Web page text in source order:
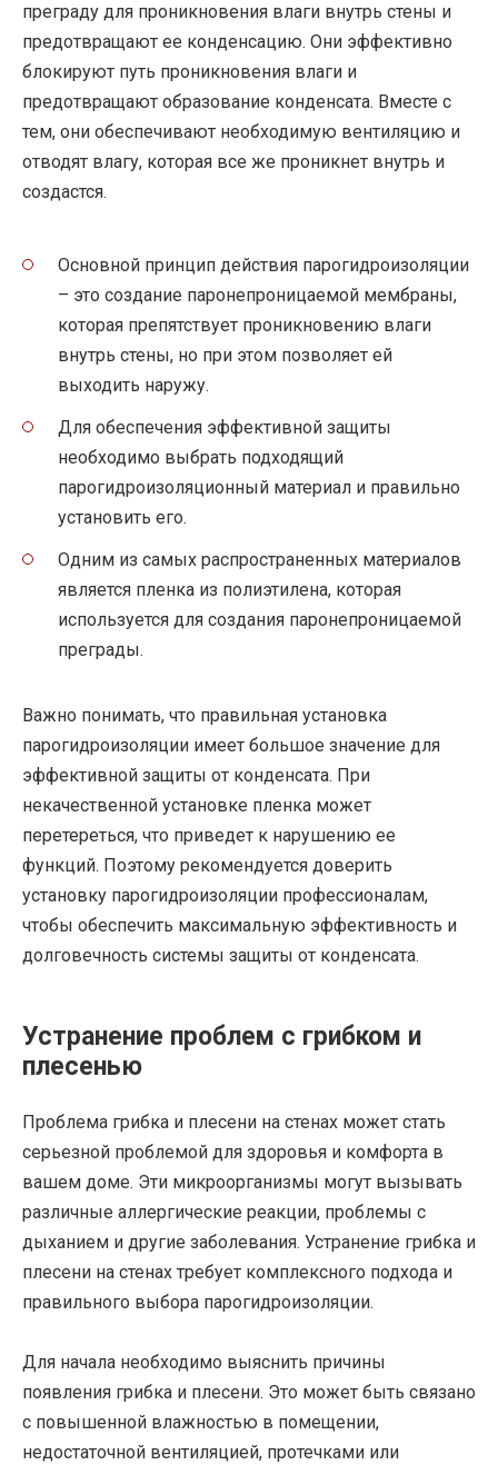
преграду для проникновения влаги внутрь стены и
предотвращают ее конденсацию. Они эффективно
блокируют путь проникновения влаги и
предотвращают образование конденсата. Вместе с
тем, они обеспечивают необходимую вентиляцию и
отводят влагу, которая все же проникнет внутрь и
создастся.
Основной принцип действия парогидроизоляции
– это создание паронепроницаемой мембраны,
которая препятствует проникновению влаги
внутрь стены, но при этом позволяет ей
выходить наружу.
Для обеспечения эффективной защиты
необходимо выбрать подходящий
парогидроизоляционный материал и правильно
установить его.
Одним из самых распространенных материалов
является пленка из полиэтилена, которая
используется для создания паронепроницаемой
преграды.
Важно понимать, что правильная установка
парогидроизоляции имеет большое значение для
эффективной защиты от конденсата. При
некачественной установке пленка может
перетереться, что приведет к нарушению ее
функций. Поэтому рекомендуется доверить
установку парогидроизоляции профессионалам,
чтобы обеспечить максимальную эффективность и
долговечность системы защиты от конденсата.
Устранение проблем с грибком и
плесенью
Проблема грибка и плесени на стенах может стать
серьезной проблемой для здоровья и комфорта в
вашем доме. Эти микроорганизмы могут вызывать
различные аллергические реакции, проблемы с
дыханием и другие заболевания. Устранение грибка и
плесени на стенах требует комплексного подхода и
правильного выбора парогидроизоляции.
Для начала необходимо выяснить причины
появления грибка и плесени. Это может быть связано
с повышенной влажностью в помещении,
недостаточной вентиляцией, протечками или